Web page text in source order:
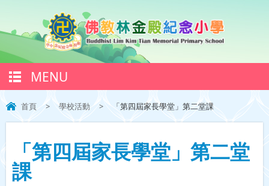
MENU
首頁 > 學校活動 > 「第四屆家長學堂」第二堂課
「第四屆家長學堂」第二堂
課